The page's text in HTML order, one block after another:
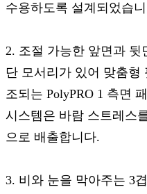
수용하도록 설계되었습
2. 조절 가능한 앞면과 뒷
단 모서리가 있어 맞춤형
조되는 PolyPRO 1 측면
시스템은 바람 스트레스
으로 배출합니다.
3. 비와 눈을 막아주는 3